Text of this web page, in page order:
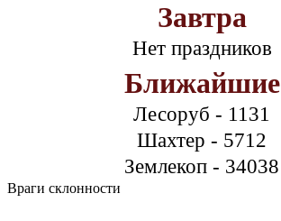
Завтра
Нет праздников
Ближайшие
Лесоруб - 1131
Шахтер - 5712
Землекоп - 34038
Враги склонности